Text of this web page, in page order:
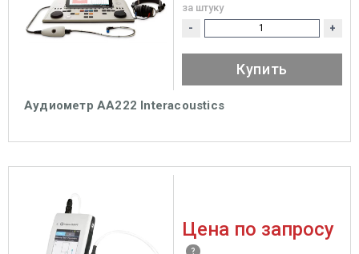
Аудиометр AА222 Interacoustics
за штуку
- +
Купить
Цена по запросу